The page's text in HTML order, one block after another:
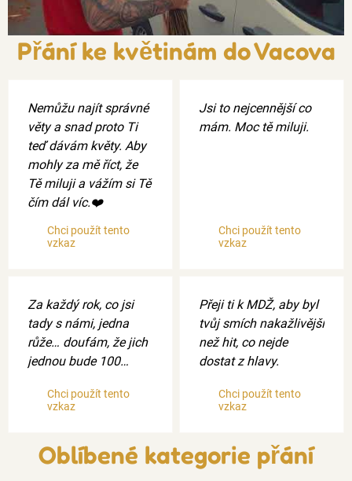
Přání ke květinám do Vacova
Nemůžu najít správné
věty a snad proto Ti
teď dávám květy. Aby
mohly za mě říct, že
Tě miluji a vážím si Tě
čím dál víc.❤️
Chci použít tento
vzkaz
Jsi to nejcennější co
mám. Moc tě miluji.
Chci použít tento
vzkaz
Za každý rok, co jsi
tady s námi, jedna
růže… doufám, že jich
jednou bude 100…
Chci použít tento
vzkaz
Přeji ti k MDŽ, aby byl
tvůj smích nakažlivější
než hit, co nejde
dostat z hlavy.
Chci použít tento
vzkaz
Oblíbené kategorie přání